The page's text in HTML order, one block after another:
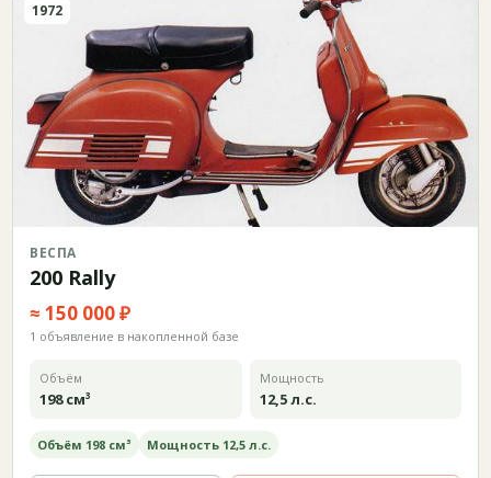
1972
ВЕСПА
200 Rally
≈ 150 000 ₽
1 объявление в накопленной базе
Объём
198 см³
Мощность
12,5 л.с.
Объём 198 см³ Мощность 12,5 л.с.